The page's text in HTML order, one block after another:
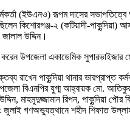
(ইউএনও) রূপম দাসের সভাপতিত্বে
কিশোরগঞ্জ-২ (কটিয়াদী-পাকুন্দিয়া)
উদ্দিন।
করেন উপজেলা একাডেমিক সুপারভাইজার
রাখেন পাকুন্দিয়া থানার ভারপ্রাপ্ত
বিএনপির যুগ্ম আহ্বায়ক মো. আতিকুর
মাহমুদুজ্জামান রিপন, পাকুন্দিয়া
জুলাই গণঅভ্যুত্থানে শহীদ শিফাত